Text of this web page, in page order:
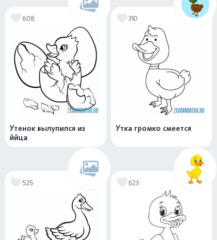
608
Утенок вылупился из
ййца
310
Утка громко смеется
525 623